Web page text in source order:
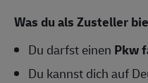
Was du als Zusteller
Du darfst einen Pkw
Du kannst dich auf